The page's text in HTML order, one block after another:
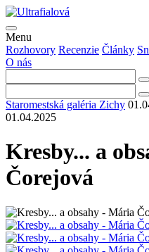
Menu
Rozhovory Recenzie Články
O nás
Staromestská galéria Zichy
01.04.2025
Kresby... a
Čorejová